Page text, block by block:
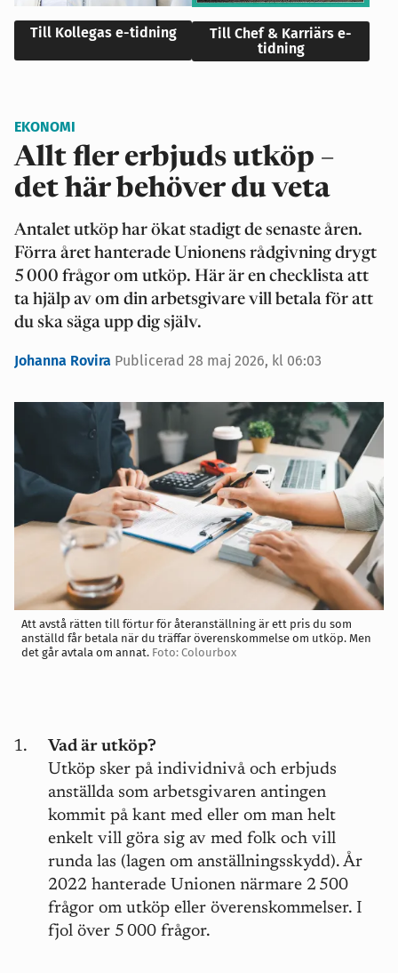
Till Kollegas e-tidning
Till Chef & Karriärs e-
tidning
EKONOMI
Allt fler erbjuds utköp –
det här behöver du veta
Antalet utköp har ökat stadigt de senaste åren.
Förra året hanterade Unionens rådgivning drygt
5 000 frågor om utköp. Här är en checklista att
ta hjälp av om din arbetsgivare vill betala för att
du ska säga upp dig själv.
Johanna Rovira Publicerad 28 maj 2026, kl 06:03
Att avstå rätten till förtur för återanställning är ett pris du som
anställd får betala när du träffar överenskommelse om utköp. Men
det går avtala om annat. Foto: Colourbox
Vad är utköp?
Utköp sker på individnivå och erbjuds
anställda som arbetsgivaren antingen
kommit på kant med eller om man helt
enkelt vill göra sig av med folk och vill
runda las (lagen om anställningsskydd). År
2022 hanterade Unionen närmare 2 500
frågor om utköp eller överenskommelser. I
fjol över 5 000 frågor.